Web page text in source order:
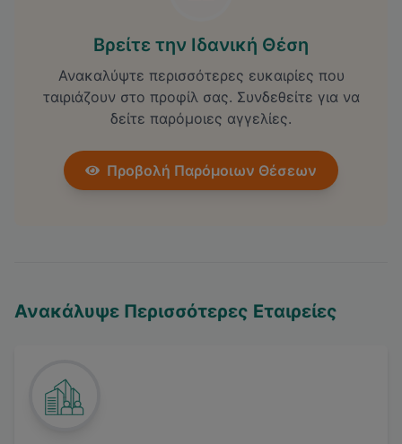
Βρείτε την Ιδανική Θέση
Ανακαλύψτε περισσότερες ευκαιρίες που
ταιριάζουν στο προφίλ σας. Συνδεθείτε για να
δείτε παρόμοιες αγγελίες.
Προβολή Παρόμοιων Θέσεων
Ανακάλυψε Περισσότερες Εταιρείες